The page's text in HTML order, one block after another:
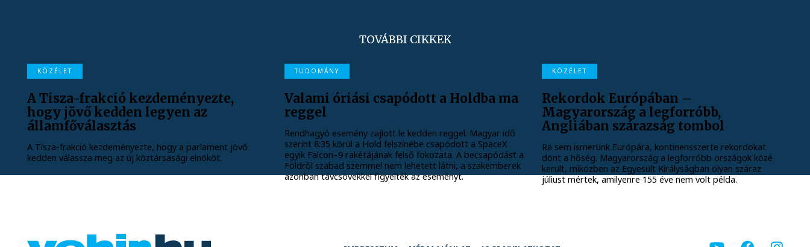
TOVÁBBI CIKKEK
KÖZÉLET
A Tisza-frakció kezdeményezte,
hogy jövő kedden legyen az
államfőválasztás
A Tisza-frakció kezdeményezte, hogy a parlament jövő
kedden válassza meg az új köztársasági elnököt.
TUDOMÁNY
Valami óriási csapódott a Holdba ma
reggel
Rendhagyó esemény zajlott le kedden reggel. Magyar idő
szerint 8:35 körül a Hold felszínébe csapódott a SpaceX
egyik Falcon–9 rakétájának felső fokozata. A becsapódást a
Földről szabad szemmel nem lehetett látni, a szakemberek
azonban távcsövekkel figyelték az eseményt.
KÖZÉLET
Rekordok Európában –
Magyarország a legforróbb,
Angliában szárazság tombol
Rá sem ismerünk Európára, kontinensszerte rekordokat
dönt a hőség. Magyarország a legforróbb országok közé
került, miközben az Egyesült Királyságban olyan száraz
júliust mértek, amilyenre 155 éve nem volt példa.